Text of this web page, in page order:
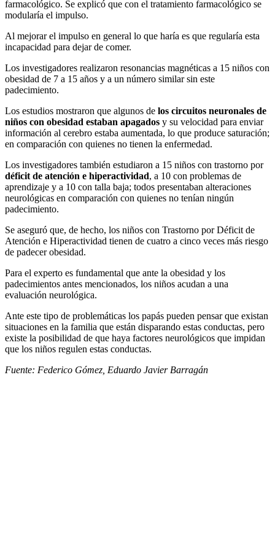
farmacológico. Se explicó que con el tratamiento farmacológico se
modularía el impulso.
Al mejorar el impulso en general lo que haría es que regularía esta
incapacidad para dejar de comer.
Los investigadores realizaron resonancias magnéticas a 15 niños con
obesidad de 7 a 15 años y a un número similar sin este
padecimiento.
Los estudios mostraron que algunos de los circuitos neuronales de
niños con obesidad estaban apagados y su velocidad para enviar
información al cerebro estaba aumentada, lo que produce saturación;
en comparación con quienes no tienen la enfermedad.
Los investigadores también estudiaron a 15 niños con trastorno por
déficit de atención e hiperactividad, a 10 con problemas de
aprendizaje y a 10 con talla baja; todos presentaban alteraciones
neurológicas en comparación con quienes no tenían ningún
padecimiento.
Se aseguró que, de hecho, los niños con Trastorno por Déficit de
Atención e Hiperactividad tienen de cuatro a cinco veces más riesgo
de padecer obesidad.
Para el experto es fundamental que ante la obesidad y los
padecimientos antes mencionados, los niños acudan a una
evaluación neurológica.
Ante este tipo de problemáticas los papás pueden pensar que existan
situaciones en la familia que están disparando estas conductas, pero
existe la posibilidad de que haya factores neurológicos que impidan
que los niños regulen estas conductas.
Fuente: Federico Gómez, Eduardo Javier Barragán